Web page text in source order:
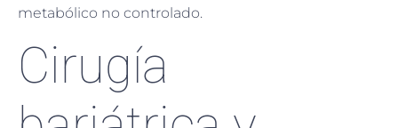
metabólico no controlado.
Cirugía